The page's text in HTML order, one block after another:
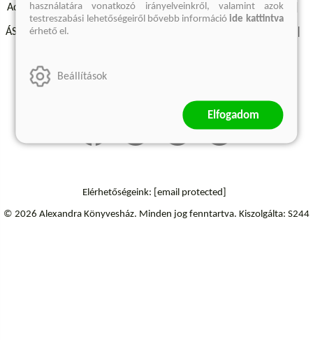
Adatvédelmi szabályzatok Elállási felmondási nyilatkozat
ÁSZF - Vásárlási feltételek
Szállítási információk
Elérhetőségeink: [email protected]
© 2026 Alexandra Könyvesház. Minden jog fenntartva. Kiszolgálta: S244
használatára vonatkozó irányelveinkről, valamint azok
testreszabási lehetőségeiről bővebb információide kattintva
érhető el.
Beállítások
Elfogadom